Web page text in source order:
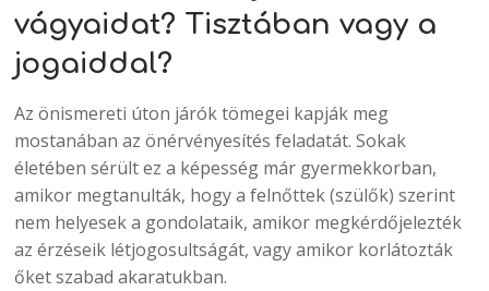
vágyaidat? Tisztában vagy a
jogaiddal?
Az önismereti úton járók tömegei kapják meg
mostanában az önérvényesítés feladatát. Sokak
életében sérült ez a képesség már gyermekkorban,
amikor megtanulták, hogy a felnőttek (szülők) szerint
nem helyesek a gondolataik, amikor megkérdőjelezték
az érzéseik létjogosultságát, vagy amikor korlátozták
őket szabad akaratukban.